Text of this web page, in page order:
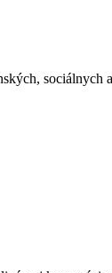
sociálnych